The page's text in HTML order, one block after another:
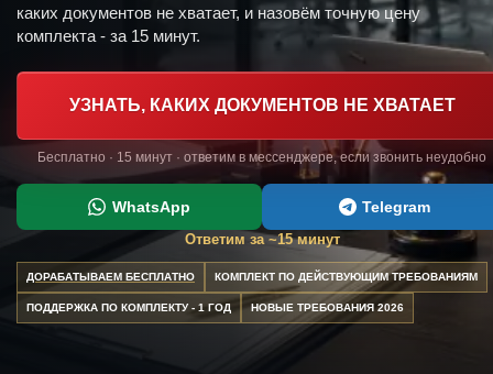
каких документов не хватает, и назовём точную цену
комплекта - за 15 минут.
УЗНАТЬ, КАКИХ ДОКУМЕНТОВ НЕ ХВАТАЕТ
Бесплатно · 15 минут · ответим в мессенджере, если звонить неудобно
WhatsApp Telegram
Ответим за ~15 минут
ДОРАБАТЫВАЕМ БЕСПЛАТНО КОМПЛЕКТ ПО ДЕЙСТВУЮЩИМ ТРЕБОВАНИЯМ
ПОДДЕРЖКА ПО КОМПЛЕКТУ - 1 ГОД НОВЫЕ ТРЕБОВАНИЯ 2026